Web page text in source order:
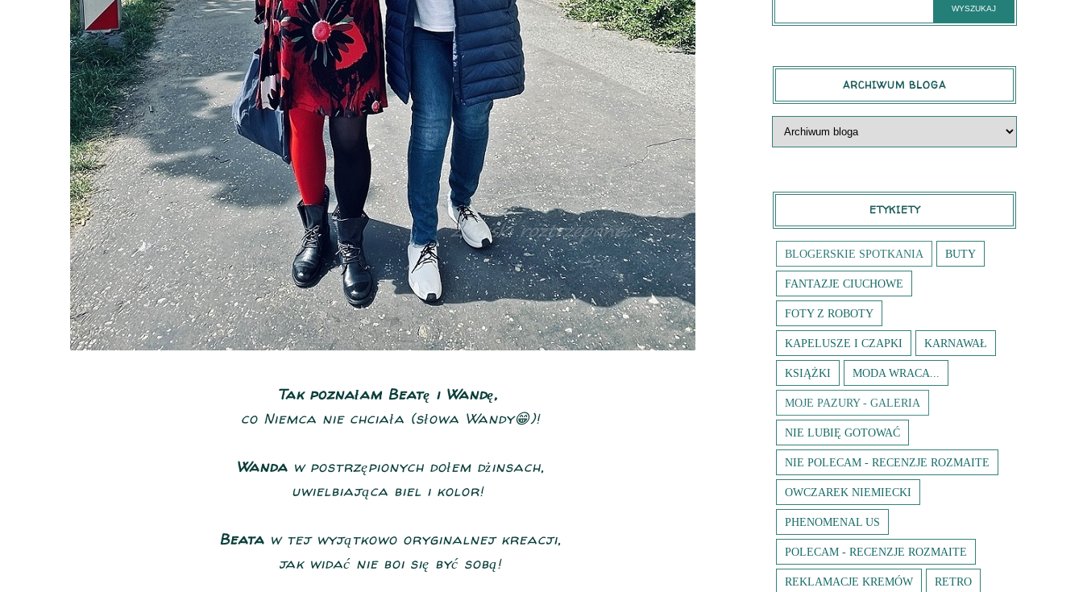
Tak poznałam Beatę i Wandę,
co Niemca nie chciała (słowa Wandy😁)!
Wandaw postrzępionych dołem dżinsach,
uwielbiająca biel i kolor!
Beata w tej wyjątkowo oryginalnej kreacji,
jak widać nie boi się być sobą!
ARCHIWUM BLOGA
ETYKIETY
BLOGERSKIE SPOTKANIA BUTY
FANTAZJE CIUCHOWE
FOTY Z ROBOTY
KAPELUSZE I CZAPKI KARNAWAŁ
KSIĄŻKI MODA WRACA...
MOJE PAZURY - GALERIA
NIE LUBIĘ GOTOWAĆ
NIE POLECAM - RECENZJE ROZMAITE
OWCZAREK NIEMIECKI
PHENOMENAL US
POLECAM - RECENZJE ROZMAITE
REKLAMACJE KREMÓW RETRO